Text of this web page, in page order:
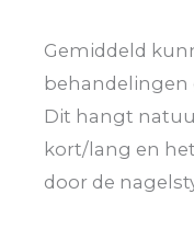
Gemiddeld
behandelingen
Dit hangt
kort/lang en
door de